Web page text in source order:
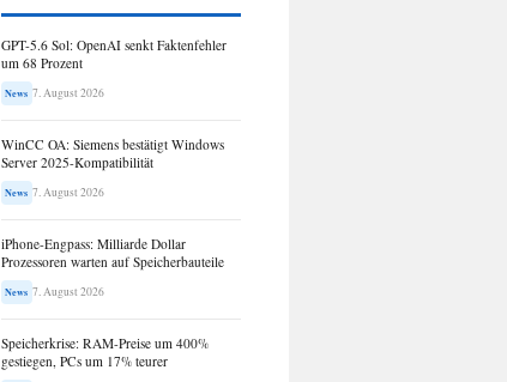
GPT-5.6 Sol: OpenAI senkt Faktenfehler
um 68 Prozent
News 7. August 2026
WinCC OA: Siemens bestätigt Windows
Server 2025-Kompatibilität
News 7. August 2026
iPhone-Engpass: Milliarde Dollar
Prozessoren warten auf Speicherbauteile
News 7. August 2026
Speicherkrise: RAM-Preise um 400%
gestiegen, PCs um 17% teurer